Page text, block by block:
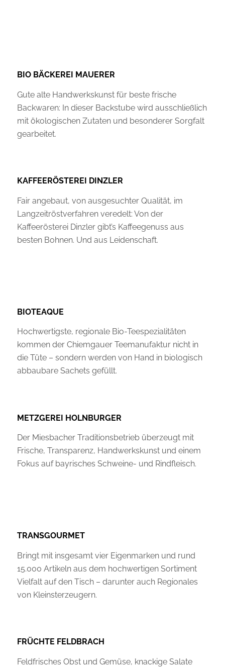
BIO BÄCKEREI MAUERER
Gute alte Handwerkskunst für beste frische
Backwaren: In dieser Backstube wird ausschließlich
mit ökologischen Zutaten und besonderer Sorgfalt
gearbeitet.
KAFFEERÖSTEREI DINZLER
Fair angebaut, von ausgesuchter Qualität, im
Langzeitröstverfahren veredelt: Von der
Kaffeerösterei Dinzler gibt’s Kaffeegenuss aus
besten Bohnen. Und aus Leidenschaft.
BIOTEAQUE
Hochwertigste, regionale Bio-Teespezialitäten
kommen der Chiemgauer Teemanufaktur nicht in
die Tüte – sondern werden von Hand in biologisch
abbaubare Sachets gefüllt.
METZGEREI HOLNBURGER
Der Miesbacher Traditionsbetrieb überzeugt mit
Frische, Transparenz, Handwerkskunst und einem
Fokus auf bayrisches Schweine- und Rindfleisch.
TRANSGOURMET
Bringt mit insgesamt vier Eigenmarken und rund
15.000 Artikeln aus dem hochwertigen Sortiment
Vielfalt auf den Tisch – darunter auch Regionales
von Kleinsterzeugern.
FRÜCHTE FELDBRACH
Feldfrisches Obst und Gemüse, knackige Salate